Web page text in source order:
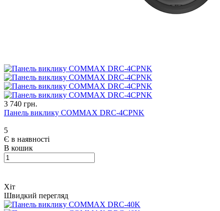
3 740 грн.
Панель виклику COMMAX DRC-4CPNK
5
Є в наявності
В кошик
Хіт
Швидкий перегляд